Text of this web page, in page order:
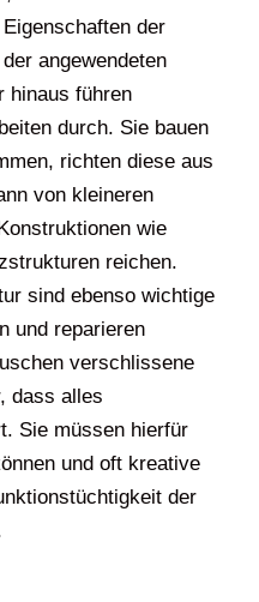
der
angewendeten
hinaus führen
durch. Sie bauen
richten diese aus
von kleineren
wie
reichen.
sind ebenso wichtige
und reparieren
verschlissene
dass alles
Sie müssen hierfür
und oft kreative
der